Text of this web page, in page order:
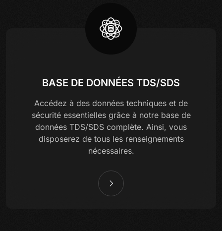
BASE DE DONNÉES TDS/SDS
Accédez à des données techniques et de
sécurité essentielles grâce à notre base de
données TDS/SDS complète. Ainsi, vous
disposerez de tous les renseignements
nécessaires.